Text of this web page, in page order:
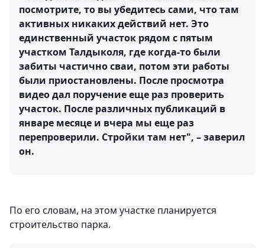
посмотрите, то вы убедитесь сами, что там
активных никаких действий нет. Это
единственный участок рядом с пятым
участком Талдыколя, где когда-то были
забиты частично сваи, потом эти работы
были приостановлены. После просмотра
видео дал поручение еще раз проверить
участок. После различных публикаций в
январе месяце и вчера мы еще раз
перепроверили. Стройки там нет", – заверил
он.
По его словам, на этом участке планируется
строительство парка.